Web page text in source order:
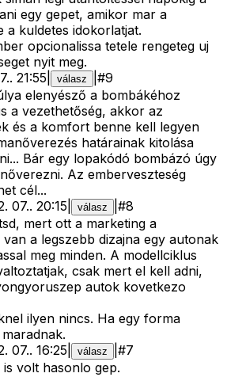
egy gepet, amikor mar a
a kuldetes idokorlatjat.
opcionalissa tetele rengeteg uj
nyit meg.
. 21:55 válasz #9
elenyésző a bombákéhoz
a vezethetőség, akkor az
és a komfort benne kell legyen
határainak kitolása
Bár egy lopakódó bombázó úgy
Az emberveszteség
cél...
07.. 20:15 válasz #8
mert ott a marketing a
a legszebb dizajna egy autonak
meg minden. A modellciklus
csak mert el kell adni,
autok kovetkezo
ilyen nincs. Ha egy forma
07.. 16:25 válasz #7
volt hasonlo gep.